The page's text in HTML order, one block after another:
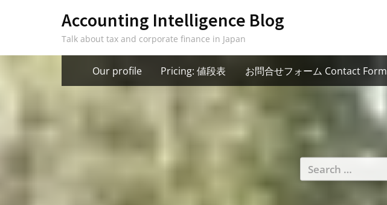
Accounting Intelligence Blog
Talk about tax and corporate finance in Japan
Our profile Pricing: 値段表 お問合せフォーム Contact Form
Search
for: